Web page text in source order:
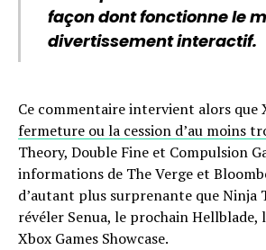
façon dont fonctionne le
divertissement interactif.
Ce commentaire intervient alors que
fermeture ou la cession d’au moins
Theory, Double Fine et Compulsion
informations de The Verge et
d’autant plus surprenante que Ninja
révéler Senua, le prochain Hellblade,
Xbox Games Showcase.